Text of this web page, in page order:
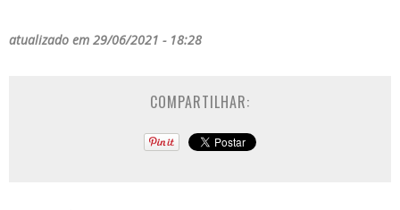
atualizado em 29/06/2021 - 18:28
COMPARTILHAR: